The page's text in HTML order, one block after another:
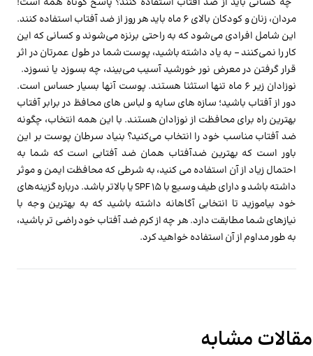
مردان، زنان و کودکان بالای 6 ماه باید هر روز از ضد آفتاب استفاده کنند.
این شامل افرادی می‌شود که به راحتی برنزه می‌شوند و کسانی که این
کار را نمی‌کنند – به یاد داشته باشید، پوست شما در طول عمرتان در اثر
قرار گرفتن در معرض نور خورشید آسیب می‌بیند، چه بسوزد یا نسوزد.
نوزادان زیر 6 ماه تنها استثنا هستند. پوست آنها بسیار حساس است.
دور از آفتاب باشید؛ سازه های سایه و لباس های محافظ در برابر آفتاب
بهترین راه برای محافظت از نوزادان هستند. با این همه انتخاب، چگونه
ضد آفتاب مناسب خود را انتخاب می‌کنید؟ بنیاد سرطان پوست بر این
باور است که بهترین ضدآفتاب همان ضد آفتابی است که شما به
احتمال زیاد از آن استفاده می کنید، به شرطی که محافظت ایمن و موثر
داشته باشد و دارای طیف وسیع با SPF 15 یا بالاتر باشد. درباره گزینه‌های
خود بیاموزید تا انتخابی آگاهانه داشته باشید که به بهترین وجه با
نیازهای شما مطابقت دارد. هر چه از کرم ضد آفتاب خود راضی تر باشید،
به طور مداوم از آن استفاده خواهید کرد.
مقالات مشابه